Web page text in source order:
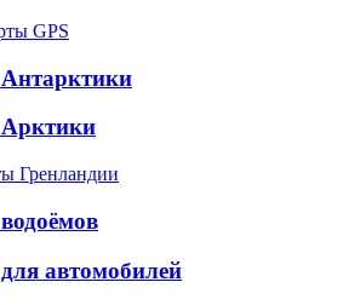
GPS
Гренландии
автомобилей